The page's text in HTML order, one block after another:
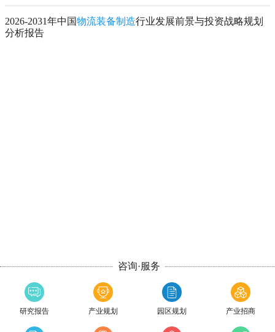
2026-2031年中国物流装备制造行业发展前景与投资战略规划
分析报告
咨询·服务
研究报告 产业规划 园区规划 产业招商